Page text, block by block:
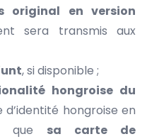
original
en version
sera transmis aux
, si disponible ;
hongroise du
hongroise en
que sa carte de